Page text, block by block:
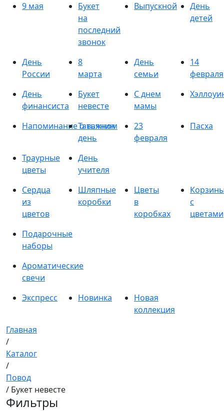
9 мая
Букет
на
последний
звонок
Выпускной
День
детей
День
России
8
марта
День
семьи
14
февраля
День
финансиста
Букет
невесте
С днем
мамы
Напоминание о важном
Татьянин
день
23
февраля
Пасха
Траурные
цветы
День
учителя
Сердца
из
цветов
Шляпные
коробки
Цветы
в
коробках
с
цветами
Подарочные
наборы
Ароматические
свечи
Экспресс
Новинка
Новая
коллекция
Главная
/
Каталог
/
Повод
/ Букет невесте
Фильтры